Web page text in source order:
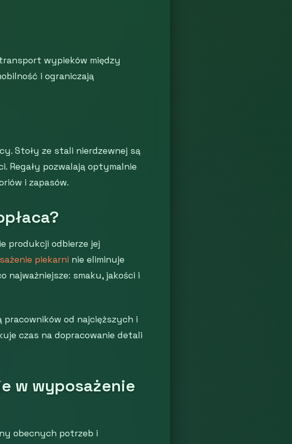
wypieków między
i ograniczają
Stoły ze stali nierdzewnej są
Regały pozwalają optymalnie
i zapasów.
produkcji odbierze jej
piekarni nie eliminuje
najważniejsze: smaku, jakości i
od najcięższych i
czas na dopracowanie detali
w wyposażenie
obecnych potrzeb i